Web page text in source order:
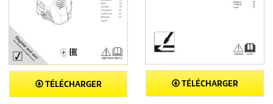
TÉLÉCHARGER TÉLÉCHARGER